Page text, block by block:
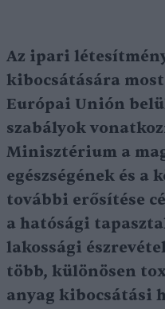
Az ipari
kibocsátására
Európai Unión
szabályok
Minisztérium a
egészségének és a
további erősítése
a hatósági
lakossági
több, különösen
anyag kibocsátási